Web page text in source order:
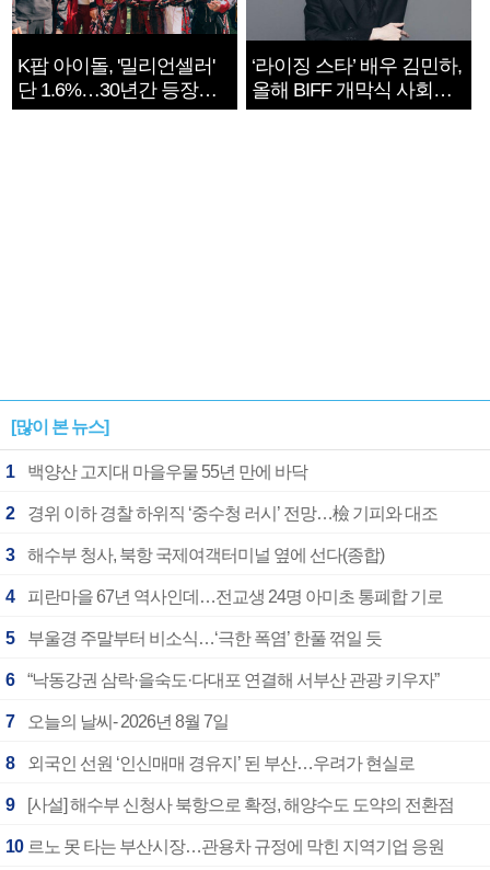
K팝 아이돌, '밀리언셀러'
단 1.6%…30년간 등장
1182개팀 전수조사
‘라이징 스타’ 배우 김민하,
올해 BIFF 개막식 사회자
확정
[많이 본 뉴스]
1 백양산 고지대 마을우물 55년 만에 바닥
2 경위 이하 경찰 하위직 ‘중수청 러시’ 전망…檢 기피와 대조
3 해수부 청사, 북항 국제여객터미널 옆에 선다(종합)
4 피란마을 67년 역사인데…전교생 24명 아미초 통폐합 기로
5 부울경 주말부터 비소식…‘극한 폭염’ 한풀 꺾일 듯
6 “낙동강권 삼락·을숙도·다대포 연결해 서부산 관광 키우자”
7 오늘의 날씨- 2026년 8월 7일
8 외국인 선원 ‘인신매매 경유지’ 된 부산…우려가 현실로
9 [사설] 해수부 신청사 북항으로 확정, 해양수도 도약의 전환점
10 르노 못 타는 부산시장…관용차 규정에 막힌 지역기업 응원